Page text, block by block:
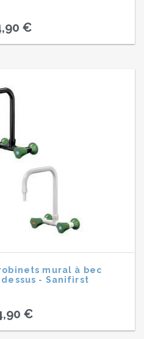
€
mural à bec
- Sanifirst
€